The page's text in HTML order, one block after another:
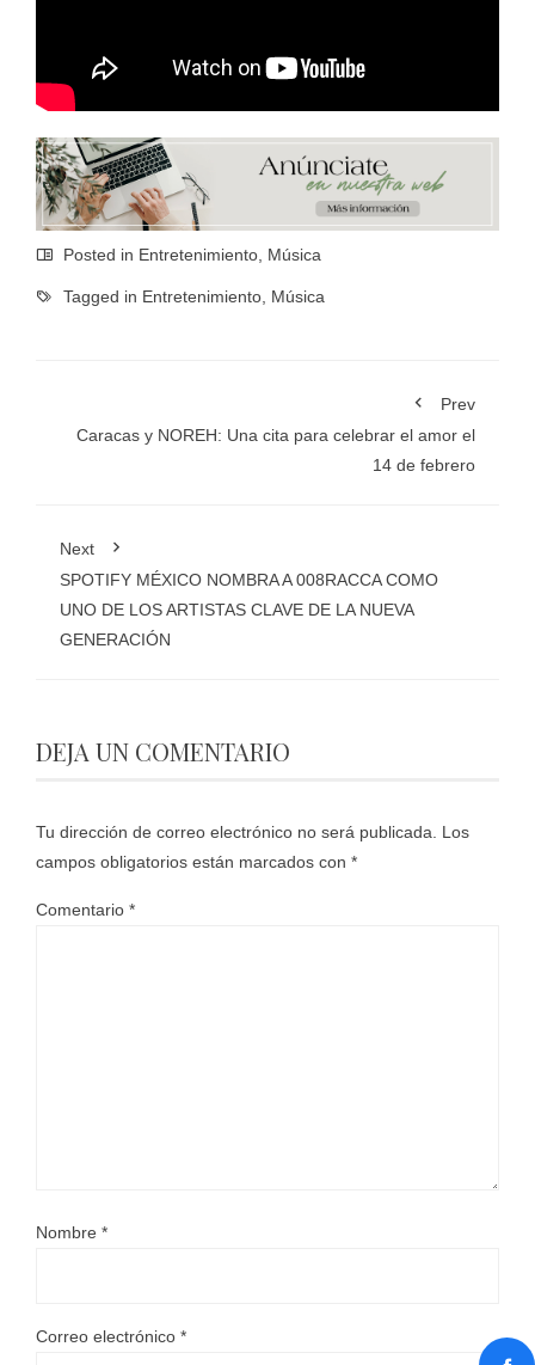
Posted in Entretenimiento Música
Tagged in Entretenimiento Música
Prev
Caracas y NOREH: Una cita para celebrar el amor el
14 de febrero
Next
SPOTIFY MÉXICO NOMBRA A 008RACCA COMO
UNO DE LOS ARTISTAS CLAVE DE LA NUEVA
GENERACIÓN
DEJA UN COMENTARIO
Tu dirección de correo electrónico no será publicada.
Los
campos obligatorios están marcados con *
Comentario *
Nombre *
Correo electrónico *